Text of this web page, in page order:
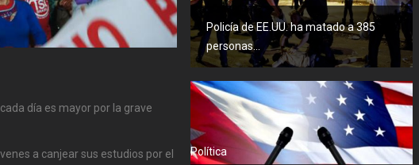
día es mayor por la grave
a canjear sus estudios por el
Policía de EE.UU. ha matado a 385
personas...
Política